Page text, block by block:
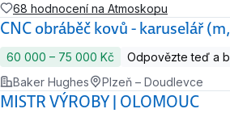
68 hodnocení na Atmoskopu
CNC obráběč kovů - karuselář
60 000 ‍–‍ 75 000 Kč
Odpovězte teď a
Baker Hughes
Plzeň – Doudlevce
MISTR VÝROBY | OLOMOUC